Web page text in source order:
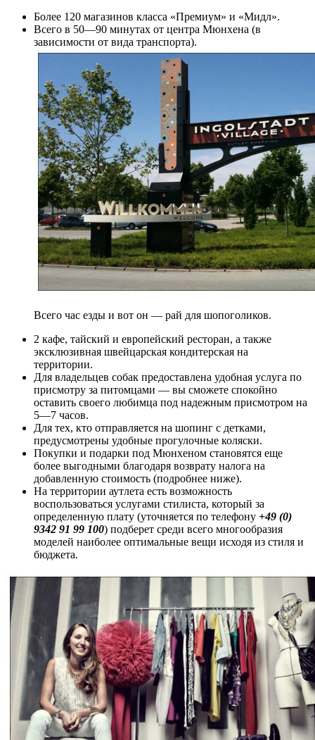
Более 120 магазинов класса «Премиум» и «Мидл».
Всего в 50—90 минутах от центра Мюнхена (в
зависимости от вида транспорта).
Всего час езды и вот он — рай для шопоголиков.
2 кафе, тайский и европейский ресторан, а также
эксклюзивная швейцарская кондитерская на
территории.
Для владельцев собак предоставлена удобная услуга по
присмотру за питомцами — вы сможете спокойно
оставить своего любимца под надежным присмотром на
5—7 часов.
Для тех, кто отправляется на шопинг с детками,
предусмотрены удобные прогулочные коляски.
Покупки и подарки под Мюнхеном становятся еще
более выгодными благодаря возврату налога на
добавленную стоимость (подробнее ниже).
На территории аутлета есть возможность
воспользоваться услугами стилиста, который за
определенную плату (уточняется по телефону +49 (0)
9342 91 99 100) подберет среди всего многообразия
моделей наиболее оптимальные вещи исходя из стиля и
бюджета.